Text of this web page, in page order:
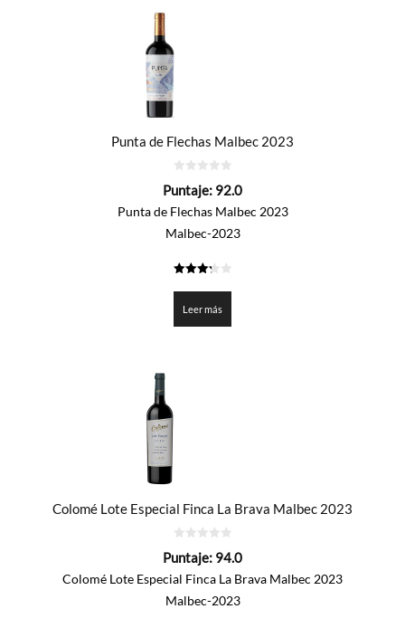
Punta de Flechas Malbec 2023
de
Puntaje: 92.0
Punta de Flechas Malbec 2023
Malbec-2023
de 5
Leer más
Colomé Lote Especial Finca La Brava Malbec 2023
de
Puntaje: 94.0
Colomé Lote Especial Finca La Brava Malbec 2023
Malbec-2023